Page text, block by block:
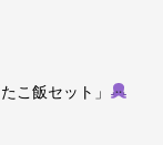
【お中元